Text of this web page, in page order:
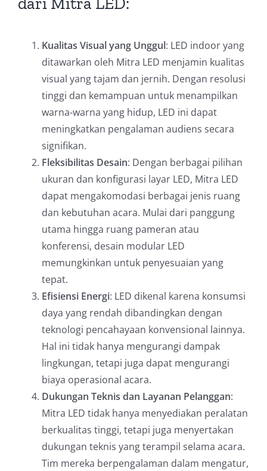
Kualitas Visual yang Unggul: LED indoor yang
ditawarkan oleh Mitra LED menjamin kualitas
visual yang tajam dan jernih. Dengan resolusi
tinggi dan kemampuan untuk menampilkan
warna-warna yang hidup, LED ini dapat
meningkatkan pengalaman audiens secara
signifikan.
Fleksibilitas Desain: Dengan berbagai pilihan
ukuran dan konfigurasi layar LED, Mitra LED
dapat mengakomodasi berbagai jenis ruang
dan kebutuhan acara. Mulai dari panggung
utama hingga ruang pameran atau
konferensi, desain modular LED
memungkinkan untuk penyesuaian yang
tepat.
Efisiensi Energi: LED dikenal karena konsumsi
daya yang rendah dibandingkan dengan
teknologi pencahayaan konvensional lainnya.
Hal ini tidak hanya mengurangi dampak
lingkungan, tetapi juga dapat mengurangi
biaya operasional acara.
Dukungan Teknis dan Layanan Pelanggan:
Mitra LED tidak hanya menyediakan peralatan
berkualitas tinggi, tetapi juga menyertakan
dukungan teknis yang terampil selama acara.
Tim mereka berpengalaman dalam mengatur,